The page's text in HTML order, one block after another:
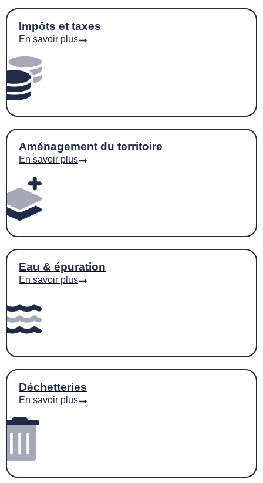
Impôts et taxes
En savoir plus
Aménagement du territoire
En savoir plus
Eau & épuration
En savoir plus
Déchetteries
En savoir plus